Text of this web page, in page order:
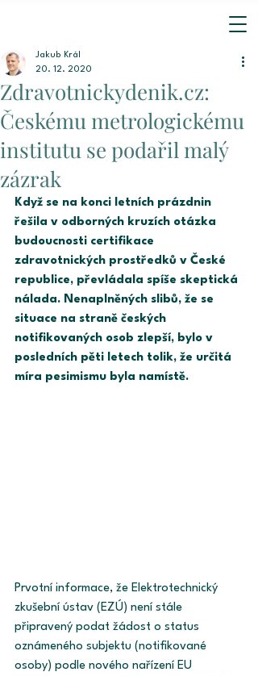
Zdravotnickydenik.cz:
Českému metrologickému
institutu se podařil malý
zázrak
Jakub Král
20. 12. 2020
Když se na konci letních prázdnin
řešila v odborných kruzích otázka
budoucnosti certifikace
zdravotnických prostředků v České
republice, převládala spíše skeptická
nálada. Nenaplněných slibů, že se
situace na straně českých
notifikovaných osob zlepší, bylo v
posledních pěti letech tolik, že určitá
míra pesimismu byla namístě.
Prvotní informace, že Elektrotechnický
zkušební ústav (EZÚ) není stále
připravený podat žádost o status
oznámeného subjektu (notifikované
osoby) podle nového nařízení EU